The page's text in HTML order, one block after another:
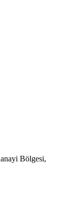
Bölgesi,